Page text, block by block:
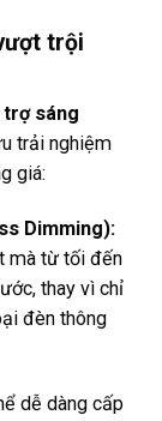
trội
sáng
trải nghiệm
giá:
Dimming):
mà từ tối đến
thay vì chỉ
đèn thông
dễ dàng cấp